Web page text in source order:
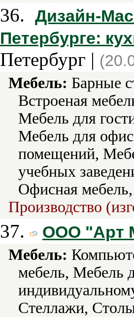
36.
Дизайн-
Петербурге:
Петербург |
Мебель: Барные
Встроеная
Мебель для
Мебель для
помещений,
учебных
Офисная
Производство
37. ООО "Арт
Мебель:
мебель, Мебель
Стеллажи,